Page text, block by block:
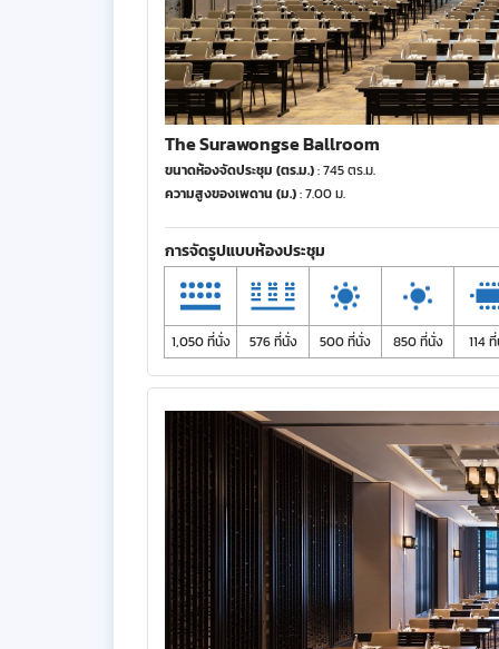
The Surawongse Ballroom
ขนาดห้องจัดประชุม (ตร.ม.): 745 ตร.ม.
ความสูงของเพดาน (ม.): 7.00 ม.
การจัดรูปแบบห้องประชุม
1,050 ที่นั่ง 576 ที่นั่ง 500 ที่นั่ง 850 ที่นั่ง 114